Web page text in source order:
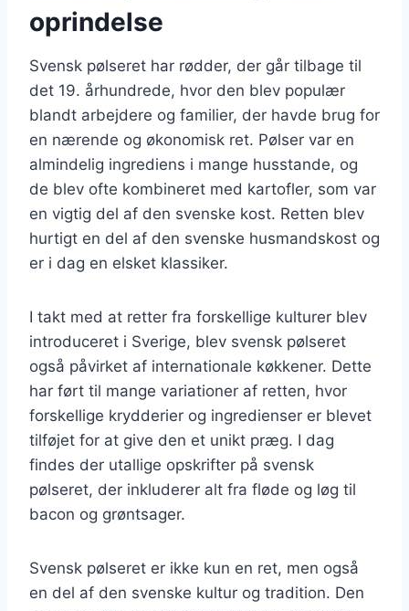
oprindelse
Svensk pølseret har rødder, der går tilbage til
det 19. århundrede, hvor den blev populær
blandt arbejdere og familier, der havde brug for
en nærende og økonomisk ret. Pølser var en
almindelig ingrediens i mange husstande, og
de blev ofte kombineret med kartofler, som var
en vigtig del af den svenske kost. Retten blev
hurtigt en del af den svenske husmandskost og
er i dag en elsket klassiker.
I takt med at retter fra forskellige kulturer blev
introduceret i Sverige, blev svensk pølseret
også påvirket af internationale køkkener. Dette
har ført til mange variationer af retten, hvor
forskellige krydderier og ingredienser er blevet
tilføjet for at give den et unikt præg. I dag
findes der utallige opskrifter på svensk
pølseret, der inkluderer alt fra fløde og løg til
bacon og grøntsager.
Svensk pølseret er ikke kun en ret, men også
en del af den svenske kultur og tradition. Den